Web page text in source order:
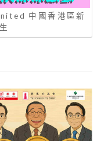
中國香港區新